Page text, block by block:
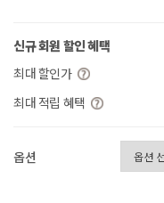
신규 회원 할인 혜택
최대 할인가
최대 적립 혜택
옵션